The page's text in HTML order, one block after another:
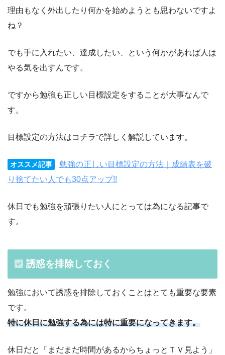
理由もなく外出したり何かを始めようとも思わないですよ
ね？
でも手に入れたい、達成したい、という何かがあれば人は
やる気を出すんです。
ですから勉強も正しい目標設定をすることが大事なんで
す。
目標設定の方法はコチラで詳しく解説しています。
オススメ記事
勉強の正しい目標設定の方法｜成績表を破
り捨てたい人でも30点アップ!!
休日でも勉強を頑張りたい人にとっては為になる記事で
す。
誘惑を排除しておく
勉強において誘惑を排除しておくことはとても重要な要素
です。
特に休日に勉強する為には特に重要になってきます。
休日だと「まだまだ時間があるからちょっとＴＶ見よう」